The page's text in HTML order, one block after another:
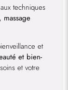
techniques
massage
et
et bien-
et votre